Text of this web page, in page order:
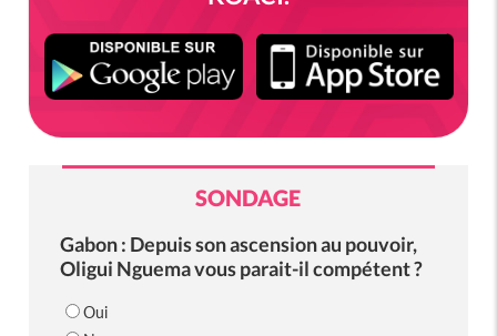
SONDAGE
Gabon : Depuis son ascension au pouvoir,
Oligui Nguema vous parait-il compétent ?
Oui